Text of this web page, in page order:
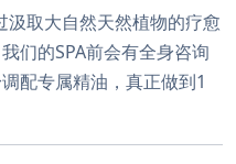
汲取大自然天然植物的疗愈
们的SPA前会有全身咨询
配专属精油，真正做到1